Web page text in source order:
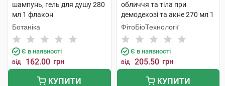
шампунь, гель для душу 280
мл 1 флакон
Ботаніка
Є в наявності
від 162.00 грн
КУПИТИ
обличчя та тіла при
демодекозі та акне 270 мл 1
флакон
ФітоБіоТехнології
Є в наявності
від 205.50 грн
КУПИТИ